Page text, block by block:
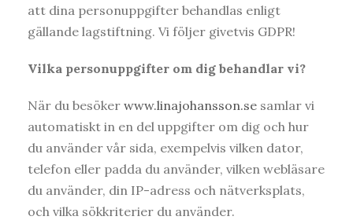
att dina personuppgifter behandlas enligt
gällande lagstiftning. Vi följer givetvis GDPR!
Vilka personuppgifter om dig behandlar vi?
När du besöker www.linajohansson.se samlar vi
automatiskt in en del uppgifter om dig och hur
du använder vår sida, exempelvis vilken dator,
telefon eller padda du använder, vilken webläsare
du använder, din IP-adress och nätverksplats,
och vilka sökkriterier du använder.